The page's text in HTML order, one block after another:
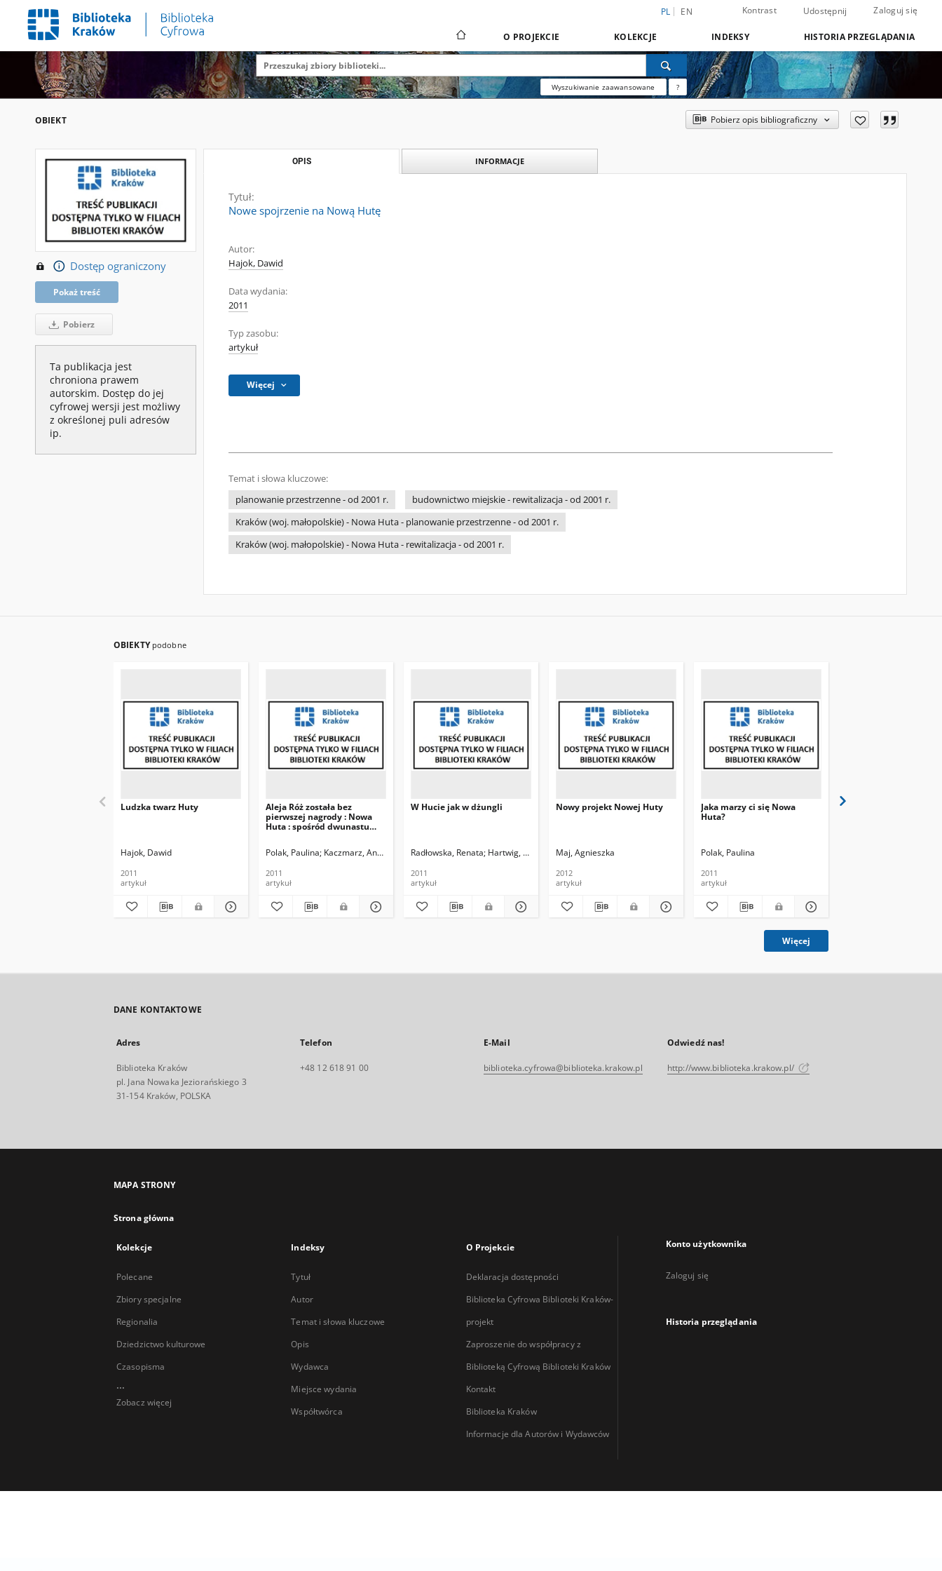
PL EN Kontrast Udostępnij Zaloguj się
O PROJEKCIE KOLEKCJE INDEKSY HISTORIA PRZEGLĄDANIA
Wyszukiwanie zaawansowane ?
OBIEKT Pobierz opis bibliograficzny
Dostęp ograniczony
Pokaż treść
Pobierz
Ta publikacja jest
chroniona prawem
autorskim. Dostęp do jej
cyfrowej wersji jest możliwy
z określonej puli adresów
ip.
OPIS INFORMACJE
Tytuł:
Nowe spojrzenie na Nową Hutę
Autor:
Hajok, Dawid
Data wydania:
2011
Typ zasobu:
artykuł
Więcej
Temat i słowa kluczowe:
planowanie przestrzenne - od 2001 r.
budownictwo miejskie - rewitalizacja - od 2001 r.
Kraków (woj. małopolskie) - Nowa Huta - planowanie przestrzenne - od 2001 r.
Kraków (woj. małopolskie) - Nowa Huta - rewitalizacja - od 2001 r.
OBIEKTY podobne
Ludzka twarz Huty
Hajok, Dawid
2011
artykuł
Aleja Róż została bez
pierwszej nagrody : Nowa
Huta : spośród dwunastu
miejsca
Polak, Paulina Kaczmarz, Anna. Fot.
2011
artykuł
W Hucie jak w dżungli
Radłowska, Renata Hartwig, Edward. Fot. Szopa, Andrzej. Fot
2011
artykuł
Nowy projekt Nowej Huty
Maj, Agnieszka
2012
artykuł
Jaka marzy ci się Nowa
Huta?
Polak, Paulina
2011
artykuł
Więcej
DANE KONTAKTOWE
Adres
Biblioteka Kraków
pl. Jana Nowaka Jeziorańskiego 3
31-154 Kraków, POLSKA
Telefon
+48 12 618 91 00
E-Mail
biblioteka.cyfrowa@biblioteka.krakow.pl
Odwiedź nas!
http://www.biblioteka.krakow.pl/
MAPA STRONY
Strona główna
Kolekcje
Polecane
Zbiory specjalne
Regionalia
Dziedzictwo kulturowe
Czasopisma
...
Zobacz więcej
Indeksy
Tytuł
Autor
Temat i słowa kluczowe
Opis
Wydawca
Miejsce wydania
Współtwórca
O Projekcie
Deklaracja dostępności
Biblioteka Cyfrowa Biblioteki Kraków-
projekt
Zaproszenie do współpracy z
Biblioteką Cyfrową Biblioteki Kraków
Kontakt
Biblioteka Kraków
Informacje dla Autorów i Wydawców
Konto użytkownika
Zaloguj się
Historia przeglądania